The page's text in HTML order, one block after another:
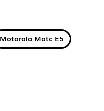
Motorola Moto E5